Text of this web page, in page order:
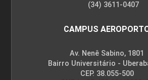
(34) 3611-0407
CAMPUS
Av. Nenê Sabino, 1801
Bairro Universitário -
CEP. 38.055-500